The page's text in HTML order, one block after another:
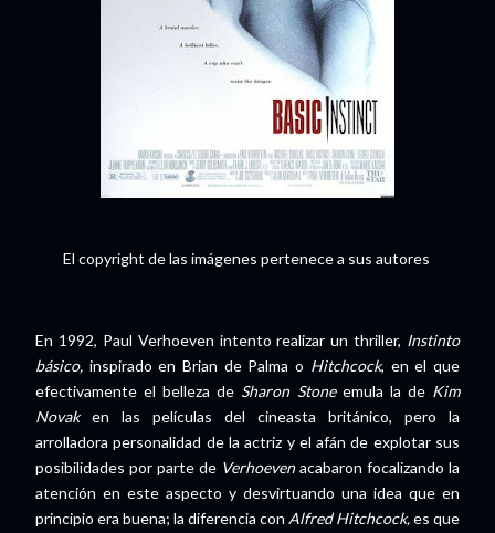
El copyright de las imágenes pertenece a sus autores
En 1992, Paul Verhoeven intento realizar un thriller, Instinto
básico, inspirado en Brian de Palma o Hitchcock, en el que
efectivamente el belleza de Sharon Stoneemula la de Kim
Novak en las películas del cineasta británico, pero la
arrolladora personalidad de la actriz y el afán de explotar sus
posibilidades por parte de Verhoevenacabaron focalizando la
atención en este aspecto y desvirtuando una idea que en
principio era buena; la diferencia con Alfred Hitchcock,es que